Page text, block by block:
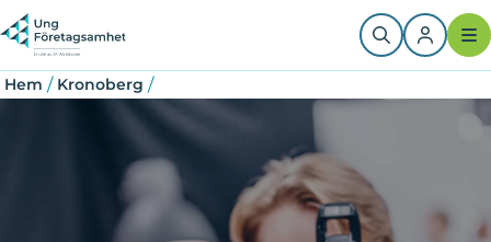
Hoppa
till
huvudinnehåll
Länkstig
Hem / Kronoberg /